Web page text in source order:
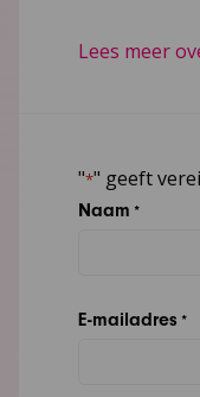
Lees meer
"*" geeft
Naam *
E-mailadres *